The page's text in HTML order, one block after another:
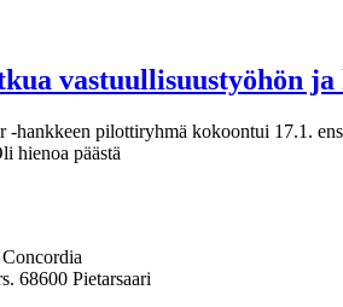
vastuullisuustyöhön
-hankkeen pilottiryhmä kokoontui 17.1.
hienoa päästä
68600 Pietarsaari